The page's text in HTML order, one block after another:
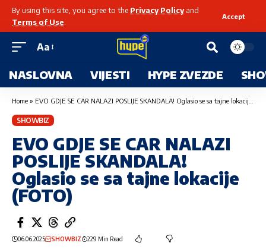
By using this site, you agree to the Privacy Policyand
Terms of Use
Accept
Aa
NASLOVNA VIJESTI HYPE ZVEZDE
Home » EVO GDJE SE CAR NALAZI POSLIJE SKANDALA! Oglasio se sa tajne lokacije (FOTO)
SHOWBIZ
EVO GDJE SE CAR NALAZI
POSLIJE SKANDALA!
Oglasio se sa tajne lokacije
(FOTO)
06.06.2025 SHOWBIZ 229 Min Read